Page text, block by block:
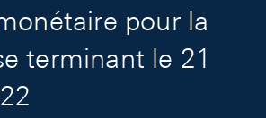
pour la
terminant le 21